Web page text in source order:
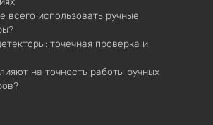
всего использовать ручные
точечная проверка и
на точность работы ручных